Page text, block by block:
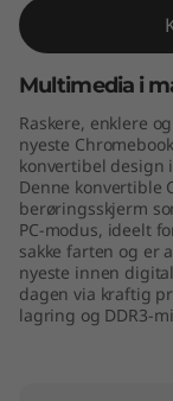
3
3
0
Multimedia i
Raskere, enklere
nyeste
konvertibel design
Denne konvertible
berøringsskjerm
PC-modus, ideelt
sakke farten og er
nyeste innen
dagen via kraftig
lagring og DDR3-